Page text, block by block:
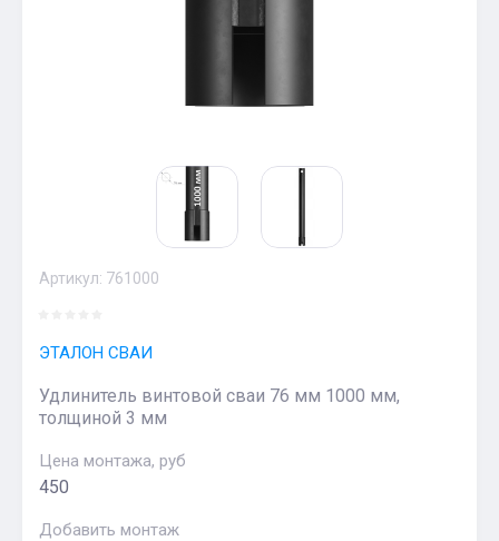
Артикул: 761000
ЭТАЛОН СВАИ
Удлинитель винтовой сваи 76 мм 1000 мм,
толщиной 3 мм
Цена монтажа, руб
450
Добавить монтаж